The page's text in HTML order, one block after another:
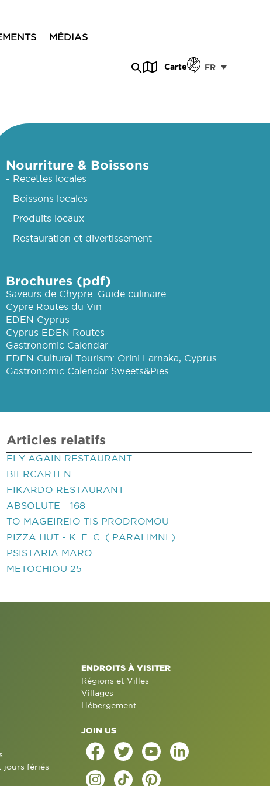
MÉDIAS
Carte FR
Nourriture & Boissons
- Recettes locales
- Boissons locales
- Produits locaux
- Restauration et divertissement
Brochures (pdf)
Saveurs de Chypre: Guide culinaire
Cypre Routes du Vin
EDEN Cyprus
Cyprus EDEN Routes
Gastronomic Calendar
EDEN Cultural Tourism: Orini Larnaka, Cyprus
Gastronomic Calendar Sweets&Pies
Articles relatifs
FLY AGAIN RESTAURANT
BIERCARTEN
FIKARDO RESTAURANT
ABSOLUTE - 168
TO MAGEIREIO TIS PRODROMOU
PIZZA HUT - K. F. C. ( PARALIMNI )
PSISTARIA MARO
METOCHIOU 25
jours fériés
ENDROITS À VISITER
Régions et Villes
Villages
Hébergement
JOIN US